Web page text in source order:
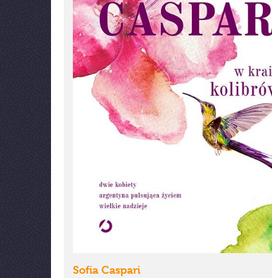
Sofia Caspari